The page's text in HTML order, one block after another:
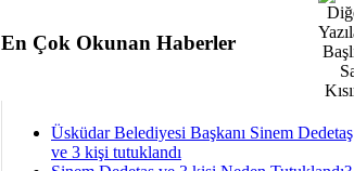
En Çok Okunan Haberler
Üsküdar Belediyesi Başkanı Sinem Dedetaş
ve 3 kişi tutuklandı